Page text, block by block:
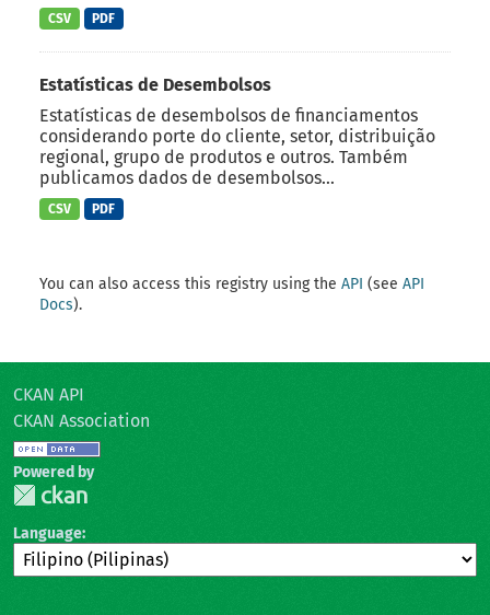
CSV PDF
Estatísticas de Desembolsos
Estatísticas de desembolsos de financiamentos
considerando porte do cliente, setor, distribuição
regional, grupo de produtos e outros. Também
publicamos dados de desembolsos...
CSV PDF
You can also access this registry using the API (see API
Docs).
CKAN API
CKAN Association
Powered by
Language